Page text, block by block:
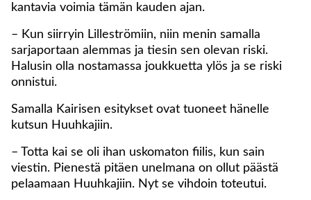
kantavia voimia tämän kauden ajan.
– Kun siirryin Lilleströmiin, niin menin samalla
sarjaportaan alemmas ja tiesin sen olevan riski.
Halusin olla nostamassa joukkuetta ylös ja se riski
onnistui.
Samalla Kairisen esitykset ovat tuoneet hänelle
kutsun Huuhkajiin.
– Totta kai se oli ihan uskomaton fiilis, kun sain
viestin. Pienestä pitäen unelmana on ollut päästä
pelaamaan Huuhkajiin. Nyt se vihdoin toteutui.